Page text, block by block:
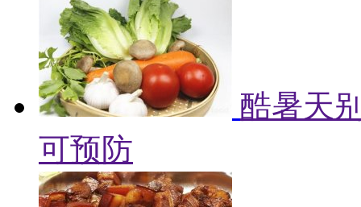
酷暑天
可预防